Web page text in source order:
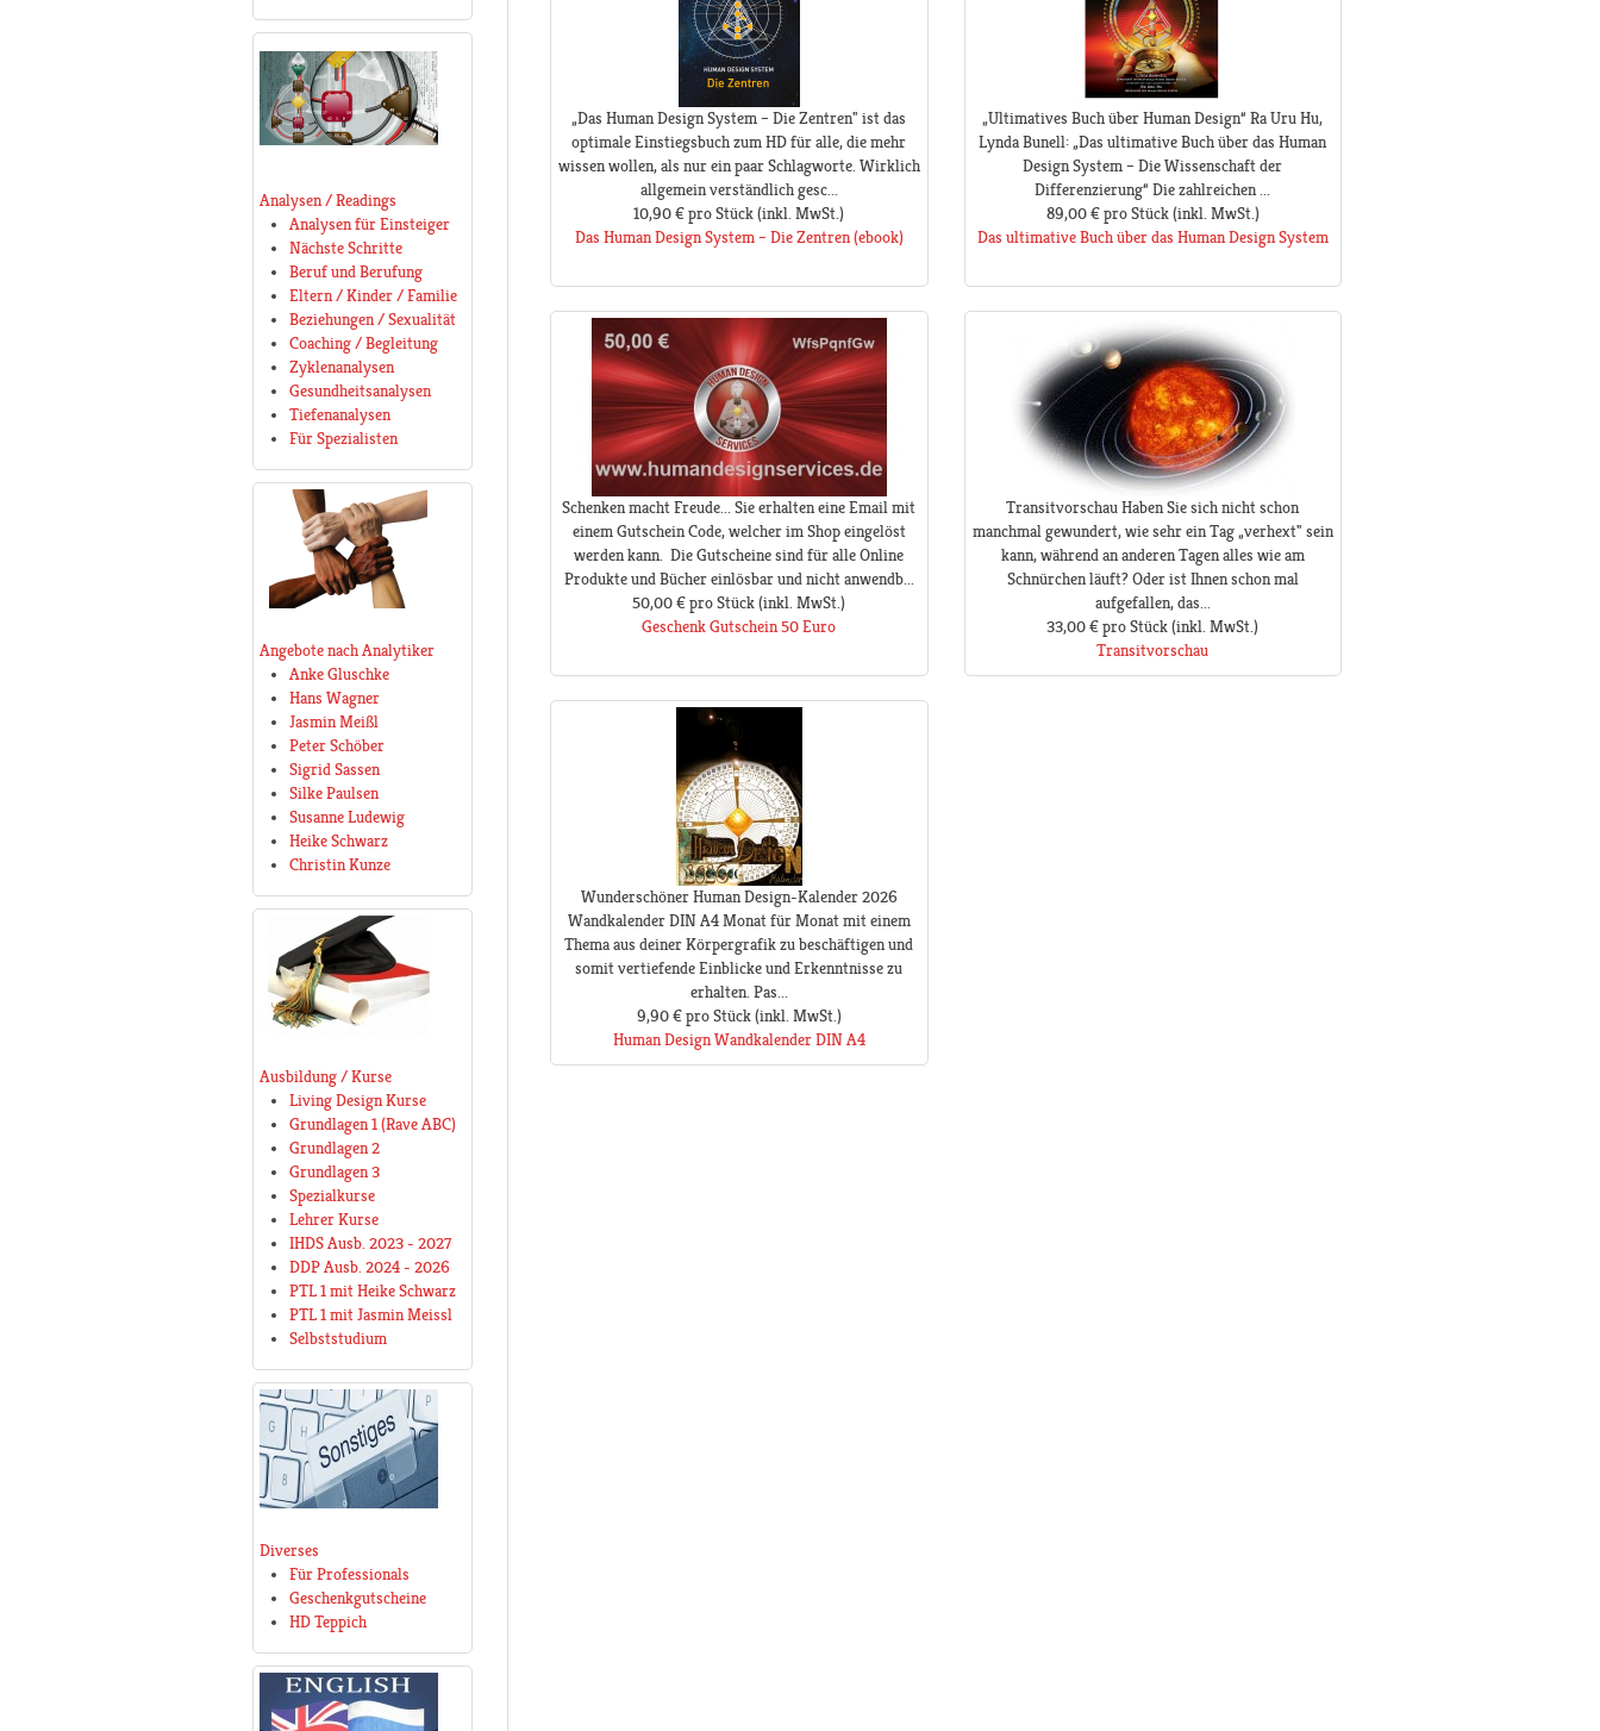
„Das Human Design System – Die Zentren" ist das
optimale Einstiegsbuch zum HD für alle, die mehr
wissen wollen, als nur ein paar Schlagworte. Wirklich
allgemein verständlich gesc...
10,90 €pro Stück(inkl. MwSt.)
Das Human Design System – Die Zentren (ebook)
„Ultimatives Buch über Human Design“ Ra Uru Hu,
Lynda Bunell: „Das ultimative Buch über das Human
Design System – Die Wissenschaft der
Differenzierung“ Die zahlreichen ...
89,00 €pro Stück(inkl. MwSt.)
Das ultimative Buch über das Human Design System
Schenken macht Freude... Sie erhalten eine Email mit
einem Gutschein Code, welcher im Shop eingelöst
werden kann. Die Gutscheine sind für alle Online
Produkte und Bücher einlösbar und nicht anwendb...
50,00 €pro Stück(inkl. MwSt.)
Geschenk Gutschein 50 Euro
Transitvorschau Haben Sie sich nicht schon
manchmal gewundert, wie sehr ein Tag „verhext" sein
kann, während an anderen Tagen alles wie am
Schnürchen läuft? Oder ist Ihnen schon mal
aufgefallen, das...
33,00 €pro Stück(inkl. MwSt.)
Transitvorschau
Wunderschöner Human Design-Kalender 2026
Wandkalender DIN A4 Monat für Monat mit einem
Thema aus deiner Körpergrafik zu beschäftigen und
somit vertiefende Einblicke und Erkenntnisse zu
erhalten. Pas...
9,90 €pro Stück(inkl. MwSt.)
Human Design Wandkalender DIN A4
Analysen / Readings
Analysen für Einsteiger
Nächste Schritte
Beruf und Berufung
Eltern / Kinder / Familie
Beziehungen / Sexualität
Coaching / Begleitung
Zyklenanalysen
Gesundheitsanalysen
Tiefenanalysen
Für Spezialisten
Angebote nach Analytiker
Anke Gluschke
Hans Wagner
Jasmin Meißl
Peter Schöber
Sigrid Sassen
Silke Paulsen
Susanne Ludewig
Heike Schwarz
Christin Kunze
Ausbildung / Kurse
Living Design Kurse
Grundlagen 1 (Rave ABC)
Grundlagen 2
Grundlagen 3
Spezialkurse
Lehrer Kurse
IHDS Ausb. 2023 - 2027
DDP Ausb. 2024 - 2026
PTL 1 mit Heike Schwarz
PTL 1 mit Jasmin Meissl
Selbststudium
Diverses
Für Professionals
Geschenkgutscheine
HD Teppich